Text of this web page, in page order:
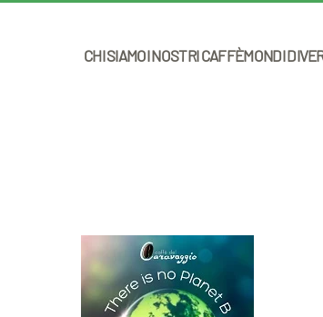
CHI SIAMOI NOSTRI CAFFÈMONDI